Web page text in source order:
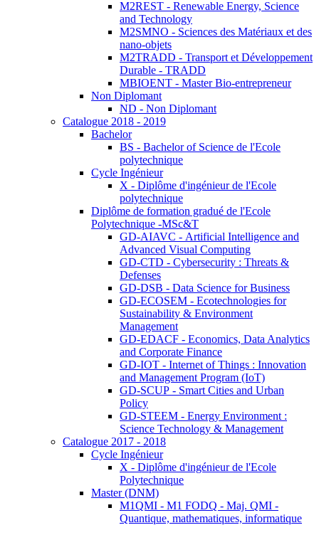
M2REST - Renewable Energy, Science
and Technology
M2SMNO - Sciences des Matériaux et des
nano-objets
M2TRADD - Transport et Développement
Durable - TRADD
MBIOENT - Master Bio-entrepreneur
Non Diplomant
ND - Non Diplomant
Catalogue 2018 - 2019
Bachelor
BS - Bachelor of Science de l'Ecole
polytechnique
Cycle Ingénieur
X - Diplôme d'ingénieur de l'Ecole
polytechnique
Diplôme de formation gradué de l'Ecole
Polytechnique -MSc&T
GD-AIAVC - Artificial Intelligence and
Advanced Visual Computing
GD-CTD - Cybersecurity : Threats &
Defenses
GD-DSB - Data Science for Business
GD-ECOSEM - Ecotechnologies for
Sustainability & Environment
Management
GD-EDACF - Economics, Data Analytics
and Corporate Finance
GD-IOT - Internet of Things : Innovation
and Management Program (IoT)
GD-SCUP - Smart Cities and Urban
Policy
GD-STEEM - Energy Environment :
Science Technology & Management
Catalogue 2017 - 2018
Cycle Ingénieur
X - Diplôme d'ingénieur de l'Ecole
Polytechnique
Master (DNM)
M1QMI - M1 FODQ - Maj. QMI -
Quantique, mathematiques, informatique